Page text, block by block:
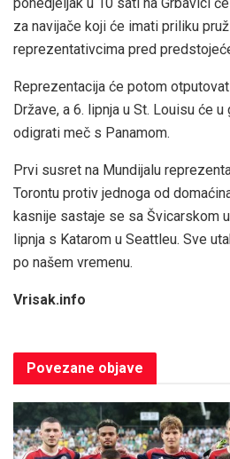
za navijače koji će imati priliku
reprezentativcima pred
Reprezentacija će potom
Države, a 6. lipnja u St. Louisu će
odigrati meč s Panamom.
Prvi susret na Mundijalu
Torontu protiv jednoga od
kasnije sastaje se sa Švicarskom
lipnja s Katarom u Seattleu. Sve
po našem vremenu.
Vrisak.info
Povezane objave